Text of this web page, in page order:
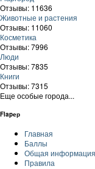
Отзывы: 11636
Животные и растения
Отзывы: 11060
Косметика
Отзывы: 7996
Люди
Отзывы: 7835
Книги
Отзывы: 7315
Еще особые города...
Flapер
Главная
Баллы
Общая информация
Правила